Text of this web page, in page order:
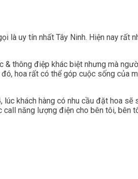
là uy tín nhất Tây Ninh. Hiện nay rất
& thông điệp khác biệt nhưng mà
hoa rất có thể góp cuộc sống của
khách hàng có nhu cầu đặt hoa sẽ
năng lượng điện cho bên tôi, bên